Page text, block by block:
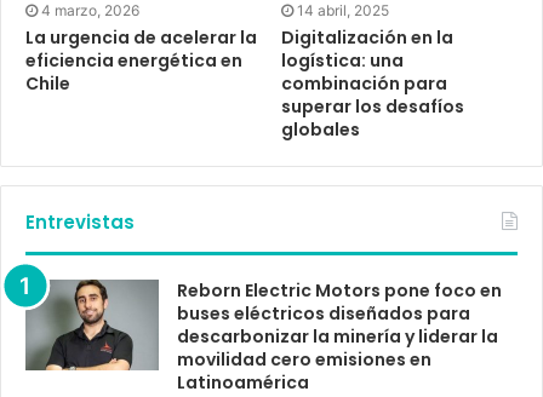
4 marzo, 2026
La urgencia de acelerar la
eficiencia energética en
Chile
14 abril, 2025
Digitalización en la
logística: una
combinación para
superar los desafíos
globales
Entrevistas
Reborn Electric Motors pone foco en
buses eléctricos diseñados para
descarbonizar la minería y liderar la
movilidad cero emisiones en
Latinoamérica